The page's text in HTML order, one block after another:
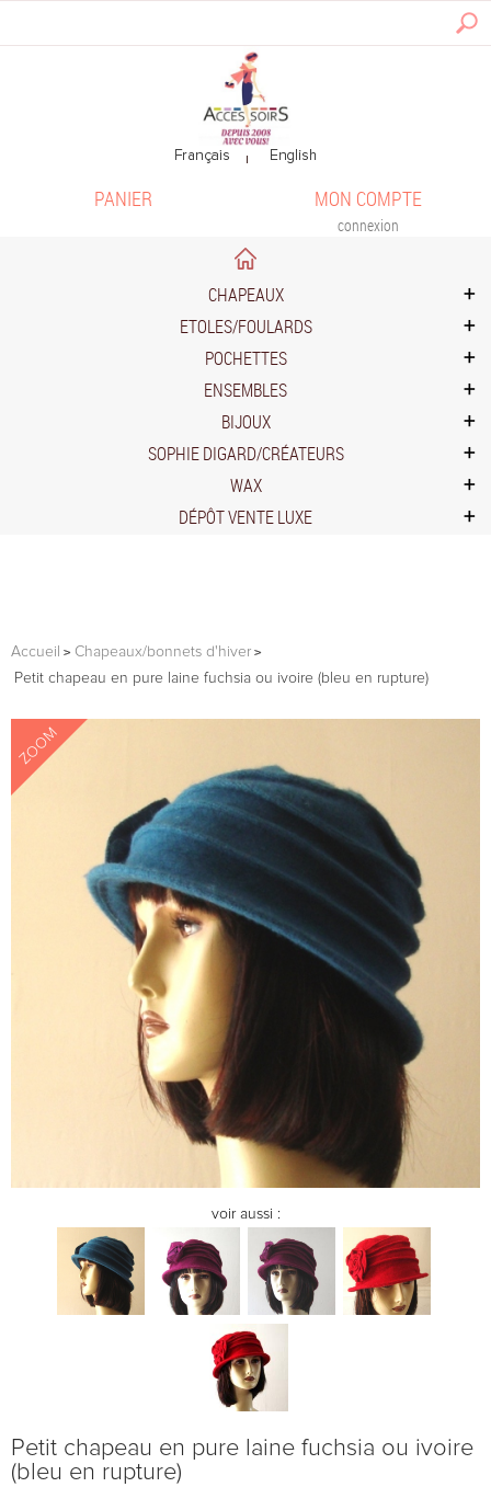
MON COMPTE
connexion
PANIER
CHAPEAUX
ETOLES/FOULARDS
POCHETTES
ENSEMBLES
BIJOUX
SOPHIE DIGARD/CRÉATEURS
WAX
DÉPÔT VENTE LUXE
Accueil
Chapeaux/bonnets d'hiver
Petit chapeau en pure laine fuchsia ou ivoire (bleu en rupture)
ZOOM
voir aussi :
Petit chapeau en pure laine fuchsia ou ivoire
(bleu en rupture)